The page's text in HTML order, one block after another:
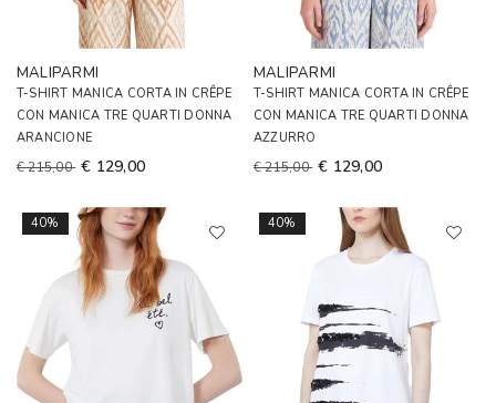
MALIPARMI
T-SHIRT MANICA CORTA IN CRÊPE
CON MANICA TRE QUARTI DONNA
ARANCIONE
€ 215,00 € 129,00
MALIPARMI
T-SHIRT MANICA CORTA IN CRÊPE
CON MANICA TRE QUARTI DONNA
AZZURRO
€ 215,00 € 129,00
40% 40%